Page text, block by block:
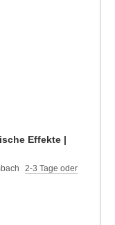
Effekte |
2-3 Tage oder